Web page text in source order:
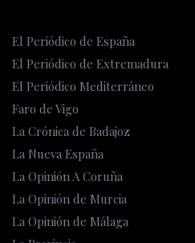
El Periódico de España
El Periódico de Extremadura
El Periódico Mediterráneo
Faro de Vigo
La Crónica de Badajoz
La Nueva España
La Opinión A Coruña
La Opinión de Murcia
La Opinión de Málaga